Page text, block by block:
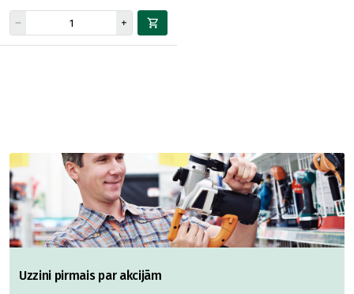
Uzzini pirmais par akcijām